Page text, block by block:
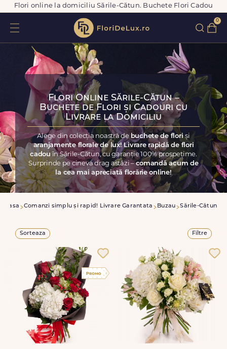
Flori online la domiciliu Sările-Cătun. Buchete Flori Cadou
0
Flori Online Sările-Cătun –
Buchete de Flori și Cadouri cu
Livrare la Domiciliu
Alege din colecția noastră de buchete de floriși
aranjamente florale de lux! Livrare rapidă de flori
cadou în Sările-Cătun, cu garanție 100% prospețime.
Surprinde pe cineva drag astăzi –comandă acum de
la cea mai apreciată florărie online!
Acasa Comanzi simplu și rapid! Livrare Garantata Buzau Sările-Cătun
Sorteaza Filtre